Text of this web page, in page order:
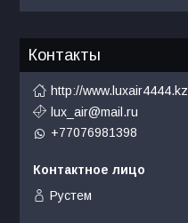
Контакты
http://www.luxair4444.kz
lux_air@mail.ru
+77076981398
Рустем